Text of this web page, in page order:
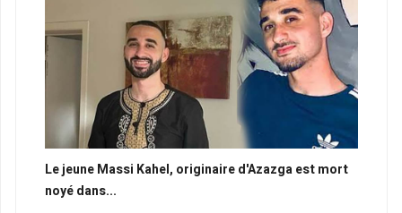
Le jeune Massi Kahel, originaire d'Azazga est mort
noyé dans...